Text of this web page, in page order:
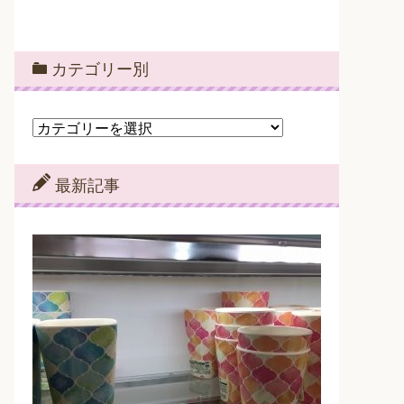
カテゴリー別
カ
ゴ
リ
ー
最新記事